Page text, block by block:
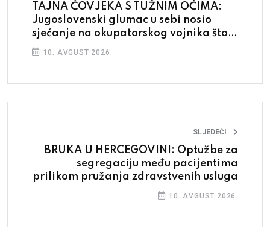
TAJNA ČOVJEKA S TUŽNIM OČIMA:
Jugoslovenski glumac u sebi nosio
sjećanje na okupatorskog vojnika što
ga je hranio
10. AVGUST 2026.
SLJEDEĆI
BRUKA U HERCEGOVINI: Optužbe za
segregaciju među pacijentima
prilikom pružanja zdravstvenih usluga
10. AVGUST 2026.